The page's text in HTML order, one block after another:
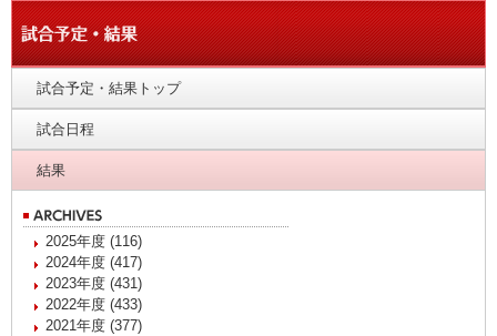
試合予定・結果トップ
試合日程
結果
2025年度 (116)
2024年度 (417)
2023年度 (431)
2022年度 (433)
2021年度 (377)